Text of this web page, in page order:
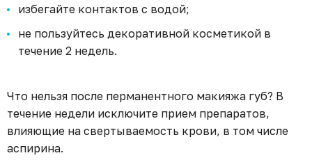
избегайте контактов с водой;
не пользуйтесь декоративной косметикой в
течение 2 недель.
Что нельзя после перманентного макияжа губ? В
течение недели исключите прием препаратов,
влияющие на свертываемость крови, в том числе
аспирина.